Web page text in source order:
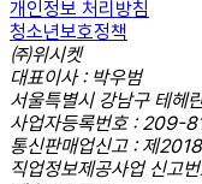
개인정보 처리방침
청소년보호정책
㈜위시켓
대표이사 : 박우범
서울특별시 강남구 테헤
사업자등록번호 : 209-
통신판매업신고 : 제
직업정보제공사업 신